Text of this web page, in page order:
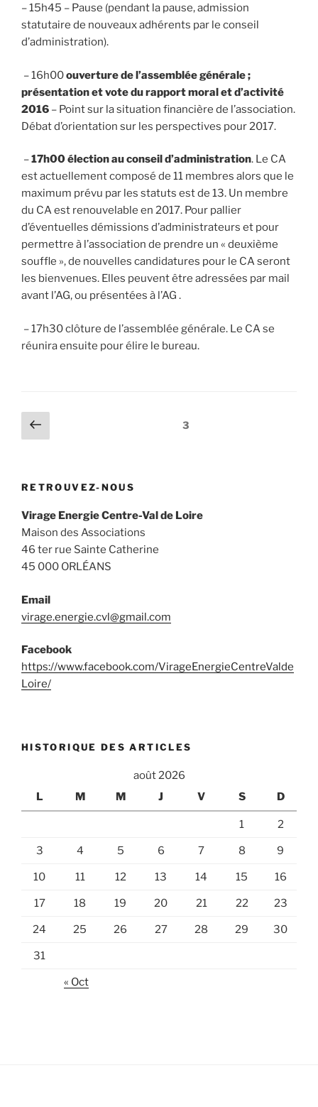
– 15h45 – Pause (pendant la pause, admission
statutaire de nouveaux adhérents par le conseil
d’administration).
–16h00ouverture de l’assemblée générale ;
présentation et vote du rapport moral et d’activité
2016 – Point sur la situation financière de l’association.
Débat d’orientation sur les perspectives pour 2017.
–17h00 élection au conseil d’administration. Le CA
est actuellement composé de 11 membres alors que le
maximum prévu par les statuts est de 13. Un membre
du CA est renouvelable en 2017. Pour pallier
d’éventuelles démissions d’administrateurs et pour
permettre à l’association de prendre un « deuxième
souffle »,de nouvelles candidatures pour le CA seront
les bienvenues. Elles peuvent être adressées par mail
avant l’AG, ou présentées à l’AG .
– 17h30 clôture de l’assemblée générale. Le CA se
réunira ensuite pour élire le bureau.
Navigation
des
Page
précédente
Page3
RETROUVEZ-NOUS
Virage Energie Centre-Val de Loire
Maison des Associations
46 ter rue Sainte Catherine
45 000 ORLÉANS
Email
virage.energie.cvl@gmail.com
Facebook
https://www.facebook.com/VirageEnergieCentreValde
Loire/
HISTORIQUE DES ARTICLES
août 2026
L
M M J V S D
1 2
3 4 5 6 7 8 9
10 11 12 13 14 15 16
17 18 19 20 21 22 23
24 25 26 27 28 29 30
31
« Oct